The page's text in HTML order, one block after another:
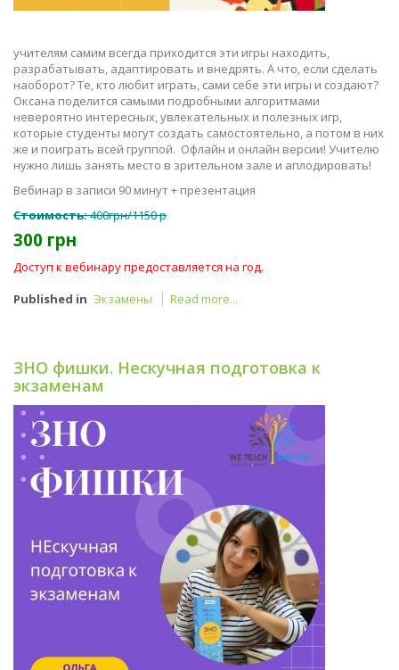
учителям самим всегда приходится эти игры находить,
разрабатывать, адаптировать и внедрять. А что, если сделать
наоборот? Те, кто любит играть, сами себе эти игры и создают?
Оксана поделится самыми подробными алгоритмами
невероятно интересных, увлекательных и полезных игр,
которые студенты могут создать самостоятельно, а потом в них
же и поиграть всей группой. Офлайн и онлайн версии! Учителю
нужно лишь занять место в зрительном зале и аплодировать!
Вебинар в записи 90 минут + презентация
Стоимость:400грн/1150 р
300 грн
Доступ к вебинару предоставляется на год.
Published in Экзамены Read more...
ЗНО фишки. Нескучная подготовка к
экзаменам